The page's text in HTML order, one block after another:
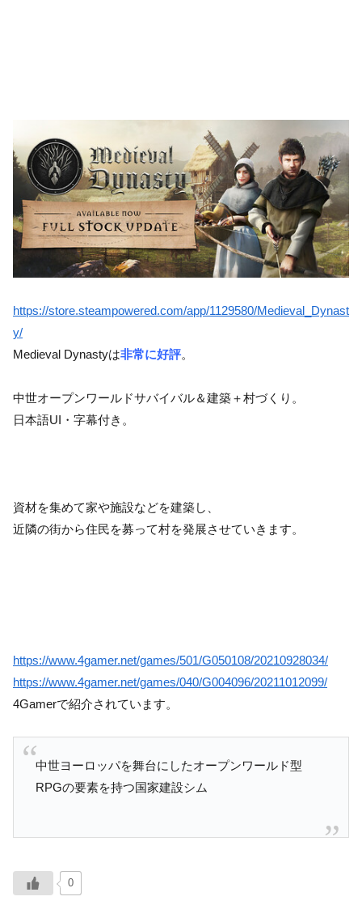
https://store.steampowered.com/app/1129580/Medieval_Dynast
y/
Medieval Dynastyは非常に好評。
中世オープンワールドサバイバル＆建築＋村づくり。
日本語UI・字幕付き。
資材を集めて家や施設などを建築し、
近隣の街から住民を募って村を発展させていきます。
https://www.4gamer.net/games/501/G050108/20210928034/
https://www.4gamer.net/games/040/G004096/20211012099/
4Gamerで紹介されています。
中世ヨーロッパを舞台にしたオープンワールド型
RPGの要素を持つ国家建設シム
0